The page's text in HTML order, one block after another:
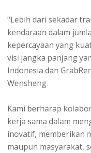
"Lebih dari sekadar
kendaraan dalam
kepercayaan yang
visi jangka panjang
Indonesia dan
Wensheng.
Kami berharap
kerja sama dalam
inovatif, memberikan
maupun masyarakat,